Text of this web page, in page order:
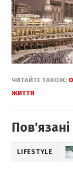
ЧИТАЙТЕ ТАКОЖ:
ЖИТТЯ
LIFESTYLE